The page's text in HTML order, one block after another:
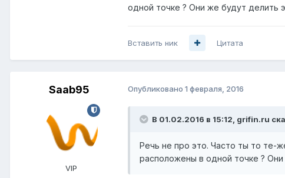
одной точке ? Они же будут делить
Вставить ник Цитата
Saab95
VIP
Опубликовано 1 февраля, 2016
В 01.02.2016 в 15:12, grifin.ru
Речь не про это. Часто ты то те-
расположены в одной точке ?